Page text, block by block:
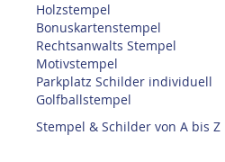
Holzstempel
Bonuskartenstempel
Rechtsanwalts Stempel
Motivstempel
Parkplatz Schilder individuell
Golfballstempel
Stempel & Schilder von A bis Z